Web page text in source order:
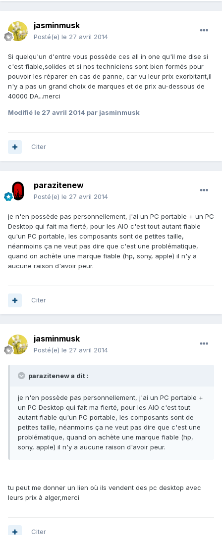
jasminmusk
Posté(e) le 27 avril 2014
Si quelqu'un d'entre vous possède ces all in one qu'il me dise si
c'est fiable,solides et si nos techniciens sont bien formés pour
pouvoir les réparer en cas de panne, car vu leur prix exorbitant,il
n'y a pas un grand choix de marques et de prix au-dessous de
40000 DA...merci
Modifié le 27 avril 2014 par jasminmusk
Citer
parazitenew
Posté(e) le 27 avril 2014
je n'en possède pas personnellement, j'ai un PC portable + un PC
Desktop qui fait ma fierté, pour les AIO c'est tout autant fiable
qu'un PC portable, les composants sont de petites taille,
néanmoins ça ne veut pas dire que c'est une problématique,
quand on achète une marque fiable (hp, sony, apple) il n'y a
aucune raison d'avoir peur.
Citer
jasminmusk
Posté(e) le 27 avril 2014
parazitenew a dit :
je n'en possède pas personnellement, j'ai un PC portable +
un PC Desktop qui fait ma fierté, pour les AIO c'est tout
autant fiable qu'un PC portable, les composants sont de
petites taille, néanmoins ça ne veut pas dire que c'est une
problématique, quand on achète une marque fiable (hp,
sony, apple) il n'y a aucune raison d'avoir peur.
tu peut me donner un lien où ils vendent des pc desktop avec
leurs prix à alger,merci
Citer